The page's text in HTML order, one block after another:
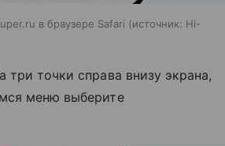
в браузере Safari источник: Hi-
три точки справа внизу экрана,
меню выберите